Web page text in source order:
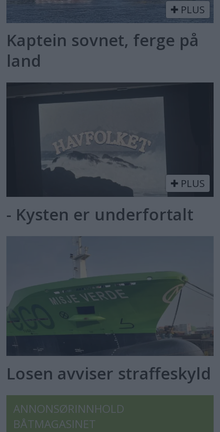
PLUS
Kaptein sovnet, ferge på
land
PLUS
- Kysten er underfortalt
Losen avviser straffeskyld
ANNONSØRINNHOLD
BÅTMAGASINET